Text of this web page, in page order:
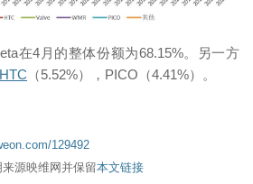
在4月的整体份额为68.15%。另一方
HTC （5.52%），PICO（4.41%）。
129492
来源映维网并保留本文链接